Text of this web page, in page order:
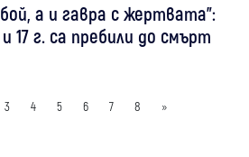
а и гавра с жертвата":
17 г. са пребили до смърт
3 4 5 6 7 8 »